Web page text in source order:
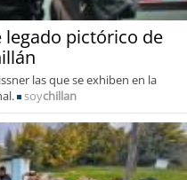
legado pictórico de
las que se exhiben en la
soychillan